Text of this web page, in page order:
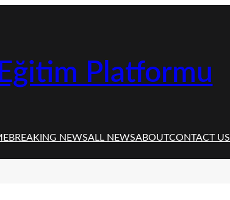
Eğitim Platformu
BREAKING NEWSALL NEWSABOUTCONTACT US